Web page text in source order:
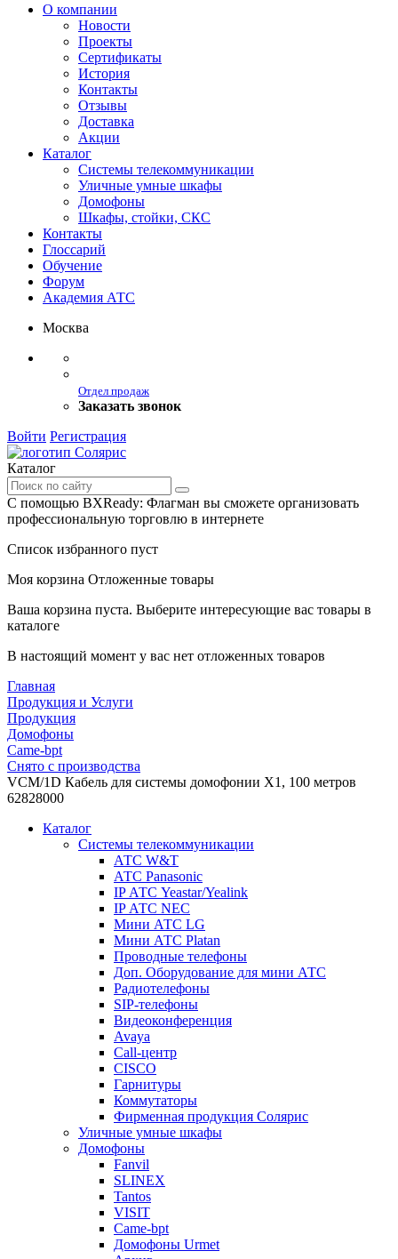
О компании
Новости
Проекты
Сертификаты
История
Контакты
Отзывы
Доставка
Акции
Каталог
Системы телекоммуникации
Уличные умные шкафы
Домофоны
Шкафы, стойки, СКС
Контакты
Глоссарий
Обучение
Форум
Академия АТС
Москва
Отдел продаж
Заказать звонок
Войти Регистрация
Каталог
С помощью BXReady: Флагман вы сможете организовать
профессиональную торговлю в интернете
Список избранного пуст
Моя корзина Отложенные товары
Ваша корзина пуста. Выберите интересующие вас товары в
каталоге
В настоящий момент у вас нет отложенных товаров
Главная
Продукция и Услуги
Продукция
Домофоны
Came-bpt
Снято с производства
VCM/1D Кабель для системы домофонии X1, 100 метров
62828000
Каталог
Системы телекоммуникации
АТС W&T
АТС Panasonic
IP АТС Yeastar/Yealink
IP АТС NEC
Мини АТС LG
Мини АТС Platan
Проводные телефоны
Доп. Оборудование для мини АТС
Радиотелефоны
SIP-телефоны
Видеоконференция
Avaya
Call-центр
CISCO
Гарнитуры
Коммутаторы
Фирменная продукция Солярис
Уличные умные шкафы
Домофоны
Fanvil
SLINEX
Tantos
VISIT
Came-bpt
Домофоны Urmet